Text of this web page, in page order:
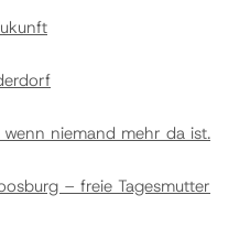
niemand mehr da ist.
– freie Tagesmutter